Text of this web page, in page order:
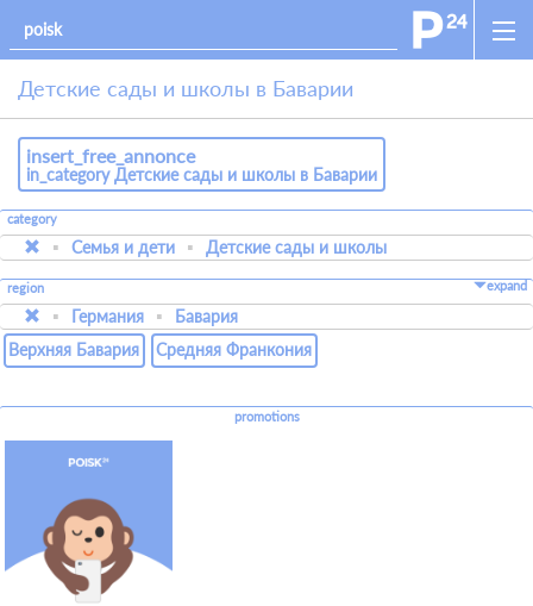
Детские сады и школы в Баварии
insert_free_annonce
in_category Детские сады и школы в Баварии
category
Семья и дети Детские сады и школы
region expand
Германия
Бавария
Верхняя Бавария
Средняя Франкония
promotions